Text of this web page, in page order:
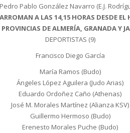
Pedro Pablo González Navarro (E.J.
A LAS 14,15 HORAS DESDE
PROVINCIAS DE ALMERÍA, GRANADA Y
DEPORTISTAS (9)
Francisco Diego García
María Ramos (Budo)
Ángeles López Aguilera (Judo Arias)
Eduardo Ordoñez Caño (Athenas)
José M. Morales Martínez (Alianza KSV)
Guillermo Hermoso (Budo)
Erenesto Morales Puche (Budo)